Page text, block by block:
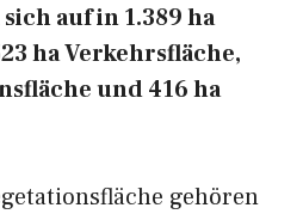
auf in 1.389 ha
ha Verkehrsfläche,
und 416 ha
gehören